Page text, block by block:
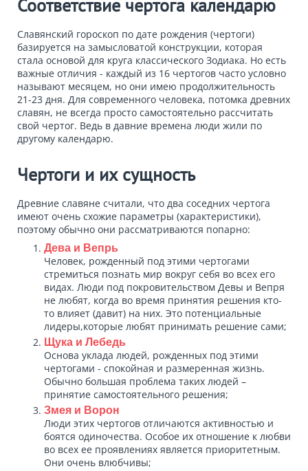
Соответствие чертога календарю
Славянский гороскоп по дате рождения (чертоги)
базируется на замысловатой конструкции, которая
стала основой для круга классического Зодиака. Но есть
важные отличия - каждый из 16 чертогов часто условно
называют месяцем, но они имею продолжительность
21-23 дня. Для современного человека, потомка древних
славян, не всегда просто самостоятельно рассчитать
свой чертог. Ведь в давние времена люди жили по
другому календарю.
Чертоги и их сущность
Древние славяне считали, что два соседних чертога
имеют очень схожие параметры (характеристики),
поэтому обычно они рассматриваются попарно:
Дева и Вепрь
Человек, рожденный под этими чертогами
стремиться познать мир вокруг себя во всех его
видах. Люди под покровительством Девы и Вепря
не любят, когда во время принятия решения кто-
то влияет (давит) на них. Это потенциальные
лидеры,которые любят принимать решение сами;
Щука и Лебедь
Основа уклада людей, рожденных под этими
чертогами - спокойная и размеренная жизнь.
Обычно большая проблема таких людей –
принятие самостоятельного решения;
Змея и Ворон
Люди этих чертогов отличаются активностью и
боятся одиночества. Особое их отношение к любви
во всех ее проявлениях является приоритетным.
Они очень влюбчивы;